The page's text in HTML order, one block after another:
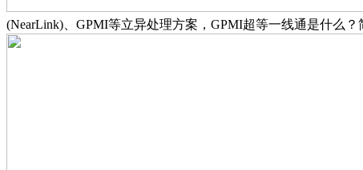
(NearLink)、GPMI等立异处理方案，GPMI超等一线通是什么